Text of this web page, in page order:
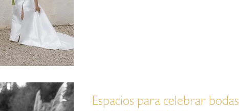
Espacios para celebrar bodas